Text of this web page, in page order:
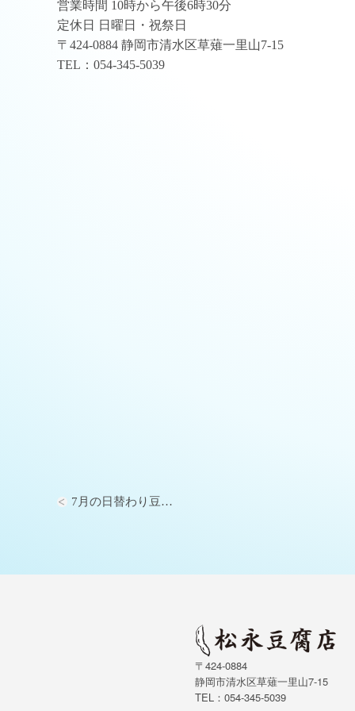
営業時間 10時から午後6時30分
定休日 日曜日・祝祭日
〒424-0884 静岡市清水区草薙一里山7-15
TEL：054-345-5039
7月の日替わり豆…
〒424-0884
静岡市清水区草薙一里山7-15
TEL：054-345-5039